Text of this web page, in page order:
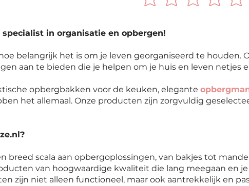
in organisatie en opbergen!
belangrijk het is om je leven georganiseerd te houden.
aan te bieden die je helpen om je huis en leven netjes
opbergbakken voor de keuken, elegante
het allemaal. Onze producten zijn zorgvuldig
breed scala aan opbergoplossingen, van bakjes tot
van hoogwaardige kwaliteit die lang meegaan en
zijn niet alleen functioneel, maar ook aantrekkelijk en